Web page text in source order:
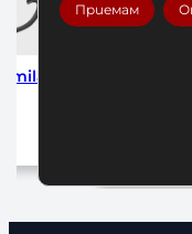
Lineup Football
Добавяне в количката
Приемам